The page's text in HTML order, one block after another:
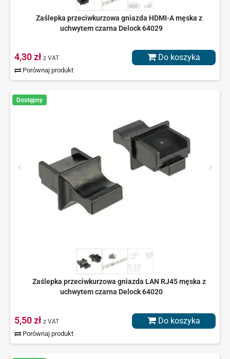
Zaślepka przeciwkurzowa gniazda HDMI-A męska z
uchwytem czarna Delock 64029
4,30 zł z VAT
Porównaj produkt
Do koszyka
Dostępny
Zaślepka przeciwkurzowa gniazda LAN RJ45 męska z
uchwytem czarna Delock 64020
5,50 zł z VAT
Porównaj produkt
Do koszyka